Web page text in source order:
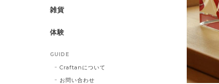
雑貨
体験
GUIDE
Craftanについて
お問い合わせ